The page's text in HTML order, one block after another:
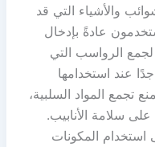
والأشياء التي قد
عادةً بإدخال
الرواسب التي
عند استخدامها
المواد السلبية،
سلامة الأنابيب.
استخدام المكونات